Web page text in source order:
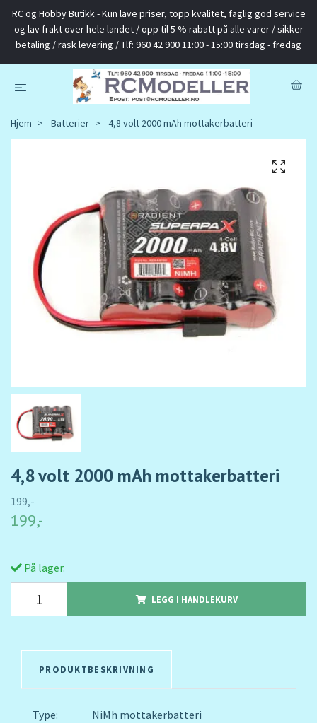
RC og Hobby Butikk - Kun lave priser, topp kvalitet, faglig god service
og lav frakt over hele landet / opp til 5 % rabatt på alle varer / sikker
betaling / rask levering / Tlf: 960 42 900 11:00 - 15:00 tirsdag - fredag
Hjem Batterier 4,8 volt 2000 mAh mottakerbatteri
4,8 volt 2000 mAh mottakerbatteri
199,-
199,-
På lager.
LEGG I HANDLEKURV
PRODUKTBESKRIVNING
Type: NiMh mottakerbatteri